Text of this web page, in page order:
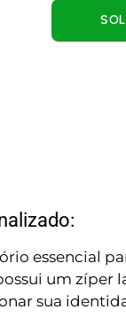
essencial
um
sua